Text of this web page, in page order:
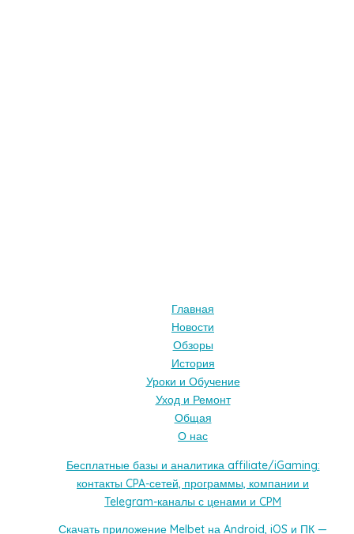
Главная
Новости
Обзоры
История
Уроки и Обучение
Уход и Ремонт
Общая
О нас
Бесплатные базы и аналитика affiliate/iGaming:
контакты CPA-сетей, программы, компании и
Telegram-каналы с ценами и CPM
Скачать приложение Melbet на Android, iOS и ПК —